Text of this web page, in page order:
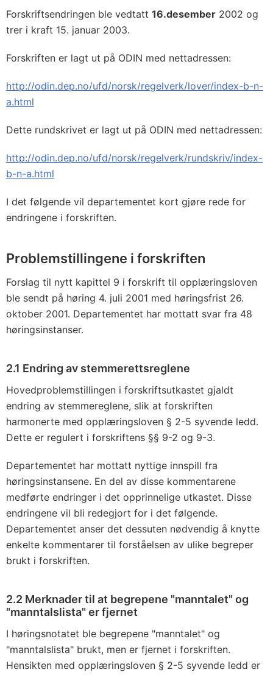
Forskriftsendringen ble vedtatt 16.desember 2002 og
trer i kraft 15. januar 2003.
Forskriften er lagt ut på ODIN med nettadressen:
http://odin.dep.no/ufd/norsk/regelverk/lover/index-b-n-
a.html
Dette rundskrivet er lagt ut på ODIN med nettadressen:
http://odin.dep.no/ufd/norsk/regelverk/rundskriv/index-
b-n-a.html
I det følgende vil departementet kort gjøre rede for
endringene i forskriften.
Problemstillingene i forskriften
Forslag til nytt kapittel 9 i forskrift til opplæringsloven
ble sendt på høring 4. juli 2001 med høringsfrist 26.
oktober 2001. Departementet har mottatt svar fra 48
høringsinstanser.
2.1 Endring av stemmerettsreglene
Hovedproblemstillingen i forskriftsutkastet gjaldt
endring av stemmereglene, slik at forskriften
harmonerte med opplæringsloven § 2-5 syvende ledd.
Dette er regulert i forskriftens §§ 9-2 og 9-3.
Departementet har mottatt nyttige innspill fra
høringsinstansene. En del av disse kommentarene
medførte endringer i det opprinnelige utkastet. Disse
endringene vil bli redegjort for i det følgende.
Departementet anser det dessuten nødvendig å knytte
enkelte kommentarer til forståelsen av ulike begreper
brukt i forskriften.
2.2 Merknader til at begrepene "manntalet" og
"manntalslista" er fjernet
I høringsnotatet ble begrepene "manntalet" og
"manntalslista" brukt, men er fjernet i forskriften.
Hensikten med opplæringsloven § 2-5 syvende ledd er